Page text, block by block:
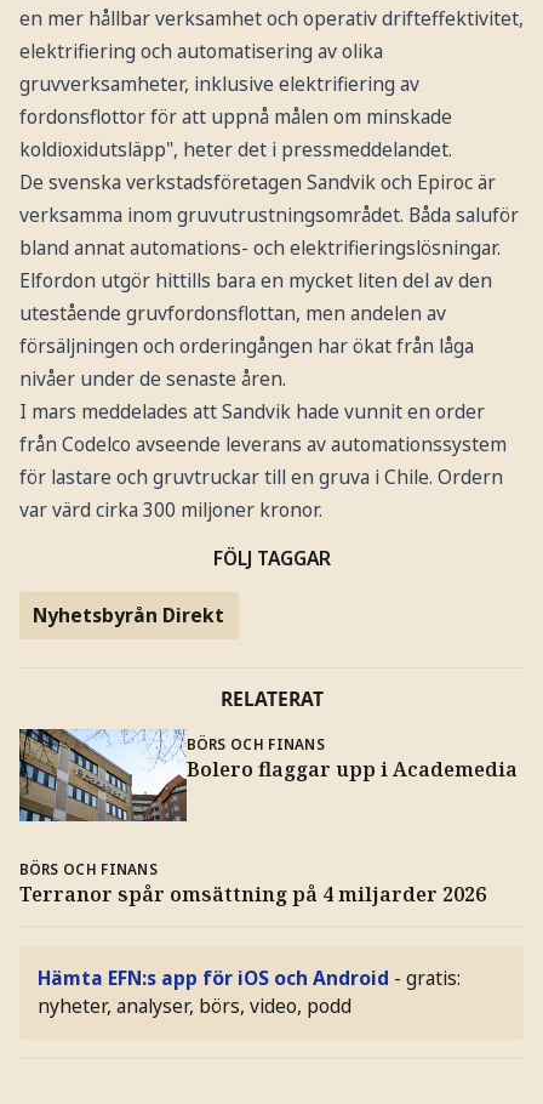
en mer hållbar verksamhet och operativ drifteffektivitet,
elektrifiering och automatisering av olika
gruvverksamheter, inklusive elektrifiering av
fordonsflottor för att uppnå målen om minskade
koldioxidutsläpp", heter det i pressmeddelandet.
De svenska verkstadsföretagen Sandvik och Epiroc är
verksamma inom gruvutrustningsområdet. Båda saluför
bland annat automations- och elektrifieringslösningar.
Elfordon utgör hittills bara en mycket liten del av den
utestående gruvfordonsflottan, men andelen av
försäljningen och orderingången har ökat från låga
nivåer under de senaste åren.
I mars meddelades att Sandvik hade vunnit en order
från Codelco avseende leverans av automationssystem
för lastare och gruvtruckar till en gruva i Chile. Ordern
var värd cirka 300 miljoner kronor.
FÖLJ TAGGAR
Nyhetsbyrån Direkt
RELATERAT
BÖRS OCH FINANS
Bolero flaggar upp i Academedia
BÖRS OCH FINANS
Terranor spår omsättning på 4 miljarder 2026
Hämta EFN:s app för iOS och Android - gratis:
nyheter, analyser, börs, video, podd